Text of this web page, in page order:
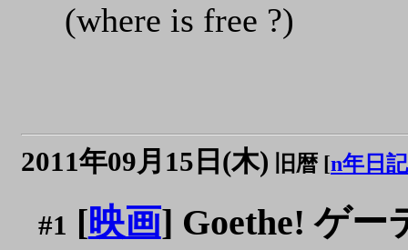
(where is free ?)
2011年09月15日(木) 旧暦 [n年日記
#1 [映画] Goethe! ゲー